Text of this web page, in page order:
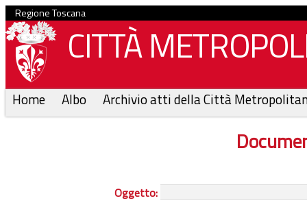
Regione Toscana
CITTÀ
Home Albo Archivio atti della Città
Oggetto: